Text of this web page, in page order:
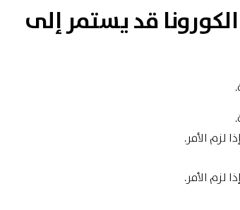
قد يستمر إلى
لزم الأمر.
لزم الأمر.